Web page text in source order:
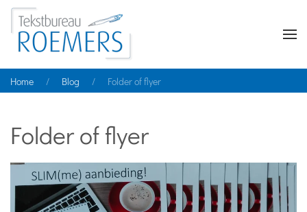
Home Blog Folder of flyer
Folder of flyer